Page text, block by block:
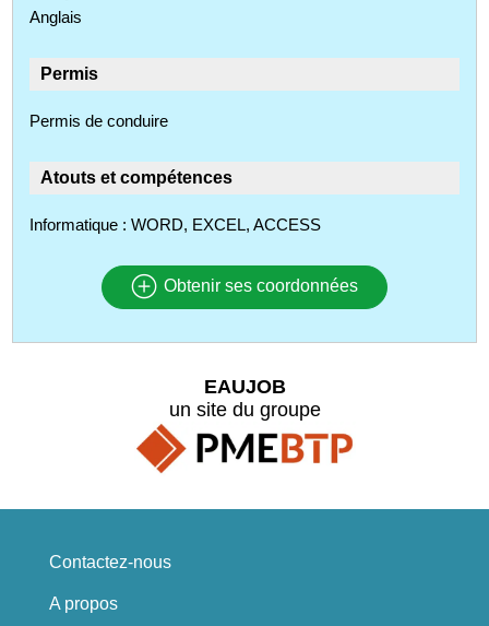
Anglais
Permis
Permis de conduire
Atouts et compétences
Informatique : WORD, EXCEL, ACCESS
Obtenir ses coordonnées
EAUJOB
un site du groupe
Contactez-nous
A propos